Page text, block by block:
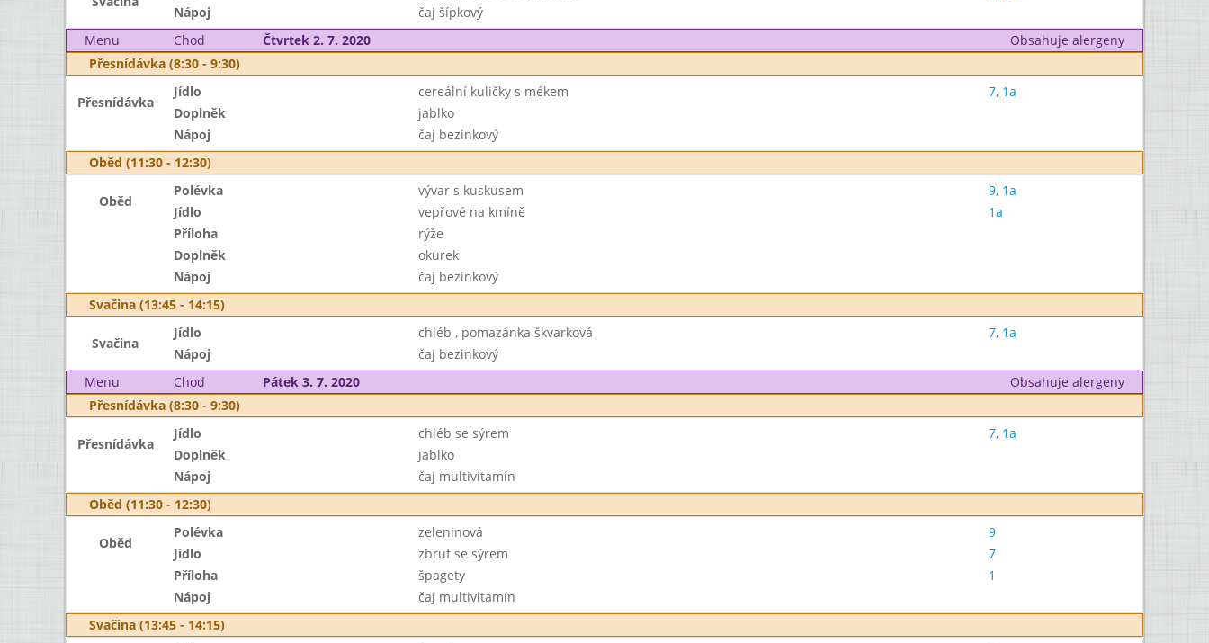
Nápoj
čaj šípkový
Menu
Chod Čtvrtek 2. 7. 2020
Obsahuje alergeny
Přesnídávka (8:30 - 9:30)
Přesnídávka
Jídlo cereální kuličky s mékem 7, 1a
Doplněk
jablko
Nápoj
čaj bezinkový
Oběd (11:30 - 12:30)
Oběd
Polévka vývar s kuskusem 9, 1a
Jídlo
vepřové na kmíně
1a
Příloha
rýže
Doplněk
okurek
Nápoj
čaj bezinkový
Svačina (13:45 - 14:15)
Svačina
Jídlo chléb , pomazánka škvarková 7, 1a
Nápoj
čaj bezinkový
Menu
Chod Pátek 3. 7. 2020
Obsahuje alergeny
Přesnídávka (8:30 - 9:30)
Přesnídávka
Jídlo chléb se sýrem 7, 1a
Doplněk
jablko
Nápoj
čaj multivitamín
Oběd (11:30 - 12:30)
Oběd
Polévka zeleninová
9
Jídlo
zbruf se sýrem
7
Příloha
špagety
1
Nápoj
čaj multivitamín
Svačina (13:45 - 14:15)